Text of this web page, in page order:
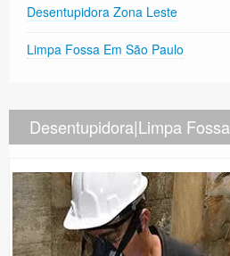
Desentupidora Zona Leste
Limpa Fossa Em São Paulo
Desentupidora|Limpa Fossa